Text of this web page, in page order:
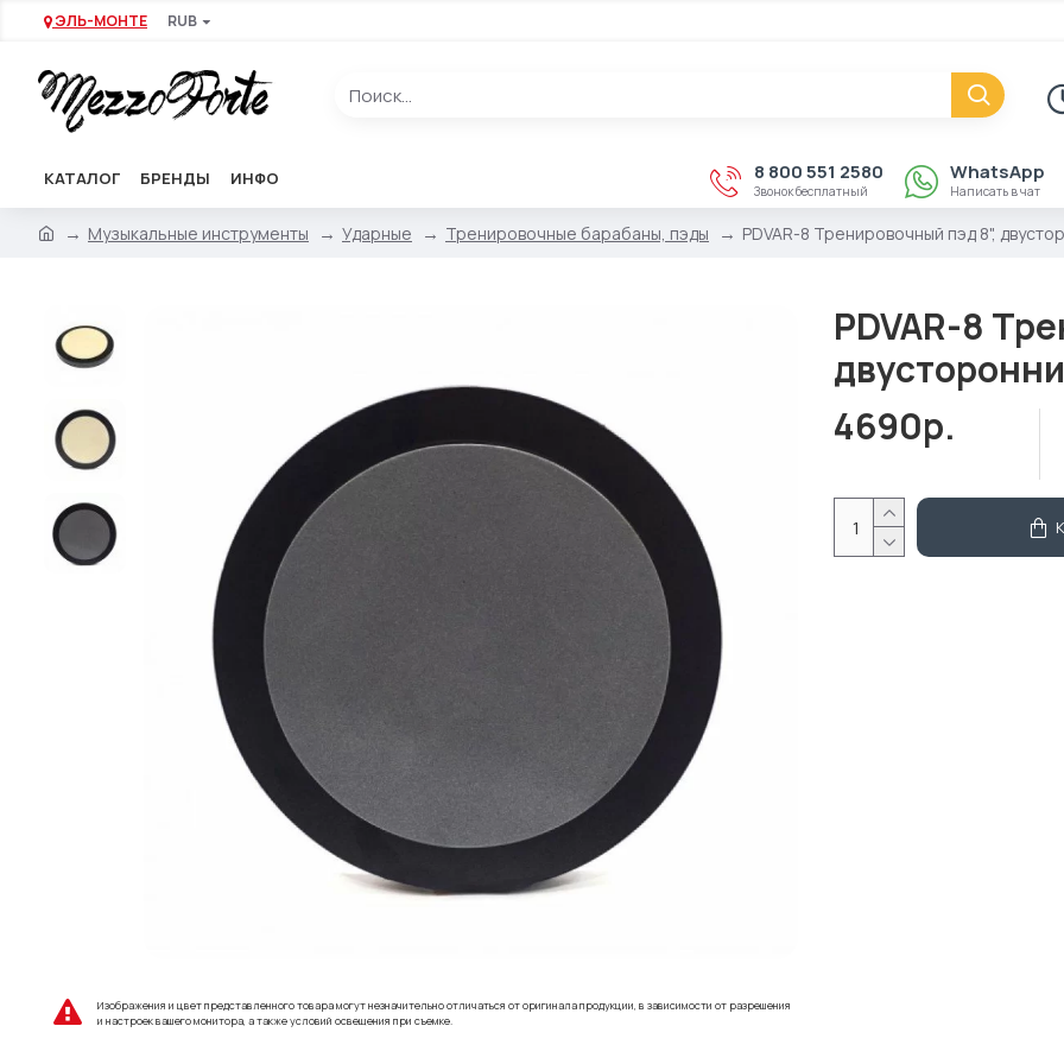
ЭЛЬ-МОНТЕ RUB
КАТАЛОГ БРЕНДЫ ИНФО 8 800 551 2580
Звонок бесплатный
WhatsApp
Написать в чат
Музыкальные инструменты Ударные Тренировочные барабаны, пэды PDVAR-8 Тренировочный пэд 8",
Изображения и цвет представленного товара могут незначительно отличаться от оригинала продукции, в зависимости от разрешения
и настроек вашего монитора, а также условий освещения при съемке.
PDVAR-8
4690р.